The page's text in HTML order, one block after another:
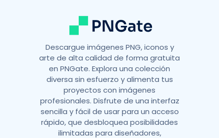
Descargue imágenes PNG, iconos y
arte de alta calidad de forma gratuita
en PNGate. Explora una colección
diversa sin esfuerzo y alimenta tus
proyectos con imágenes
profesionales. Disfrute de una interfaz
sencilla y fácil de usar para un acceso
rápido, que desbloquea posibilidades
ilimitadas para diseñadores,